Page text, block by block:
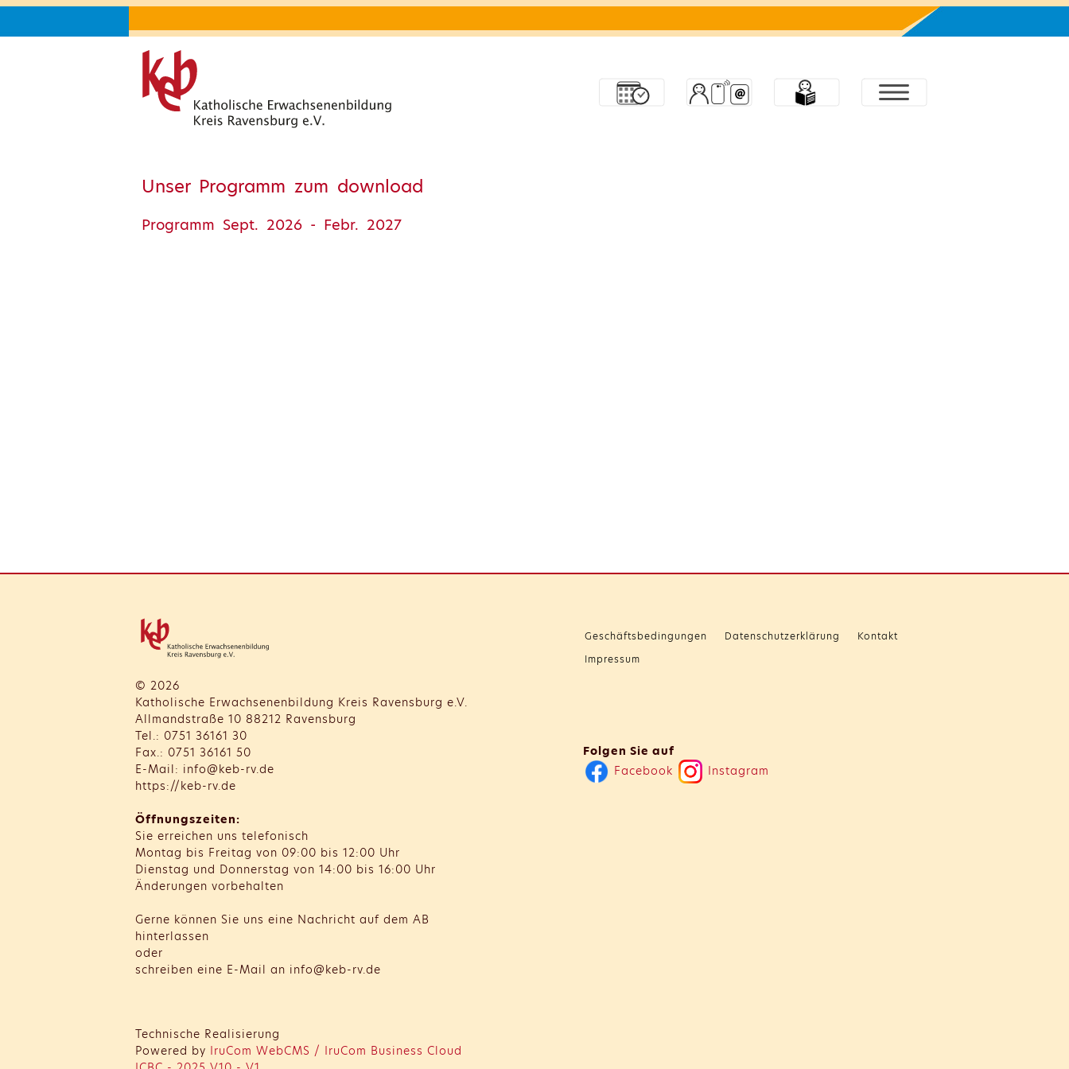
Unser Programm zum download
Programm Sept. 2026 - Febr. 2027
© 2026
Katholische Erwachsenenbildung Kreis Ravensburg e.V.
Allmandstraße 10 88212 Ravensburg
Tel.: 0751 36161 30
Fax.: 0751 36161 50
E-Mail: info@keb-rv.de
https://keb-rv.de
Öffnungszeiten:
Sie erreichen uns telefonisch
Montag bis Freitag von 09:00 bis 12:00 Uhr
Dienstag und Donnerstag von 14:00 bis 16:00 Uhr
Änderungen vorbehalten
Gerne können Sie uns eine Nachricht auf dem AB
hinterlassen
oder
schreiben eine E-Mail an info@keb-rv.de
Geschäftsbedingungen Datenschutzerklärung
Kontakt
Impressum
Folgen Sie auf
Facebook
Instagram
Technische Realisierung
Powered by IruCom WebCMS / IruCom Business Cloud